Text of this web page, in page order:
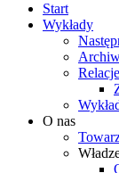
Start
Wykłady
O nas